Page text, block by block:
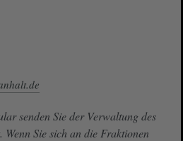
senden Sie der Verwaltung des
Sie sich an die Fraktionen